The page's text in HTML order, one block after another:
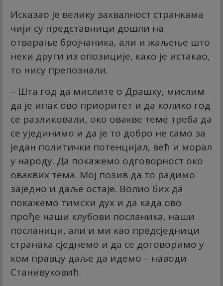
Исказао је велику захвалност странкама
чији су представници дошли на
отварање бројчаника, али и жаљење што
неки други из опозиције, како је истакао,
то нису препознали.
– Шта год да мислите о Драшку, мислим
да је ипак ово приоритет и да колико год
се разликовали, око овакве теме треба да
се ујединимо и да је то добро не само за
један политички потенцијал, већ и морал
у народу. Да покажемо одговорност око
оваквих тема. Мој позив да то радимо
заједно и даље остаје. Волио бих да
покажемо тимски дух и да када ово
прође наши клубови посланика, наши
посланици, али и ми као предсједници
странака сједнемо и да се договоримо у
ком правцу даље да идемо – наводи
Станивуковић.